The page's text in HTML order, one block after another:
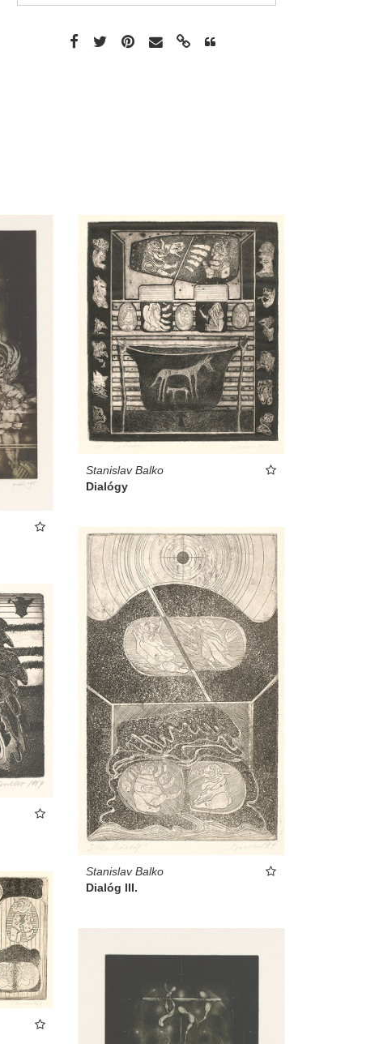
Stanislav Balko
Dialógy
Stanislav Balko
Dialóg III.